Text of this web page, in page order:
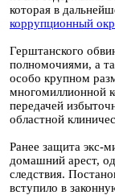
которая в
коррупционный
Герштанского
полномочиями, а
особо крупном
многомиллионной
передачей
областной
Ранее защита экс-
домашний арест,
следствия.
вступило в